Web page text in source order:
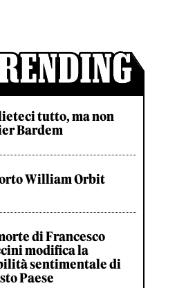
tutto, ma non
Bardem
William Orbit
di Francesco
modifica la
sentimentale di
Paese